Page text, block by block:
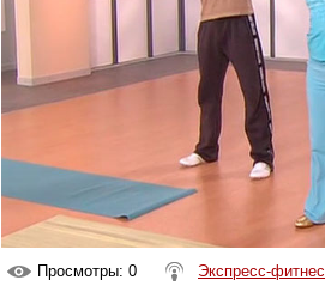
Просмотры: 0 Экспресс-фитнес